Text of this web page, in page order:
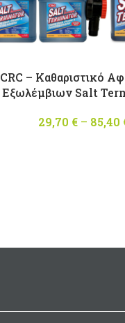
CRC – Καθαριστικό
Εξωλέμβιων Salt
29,70 € – 85,40